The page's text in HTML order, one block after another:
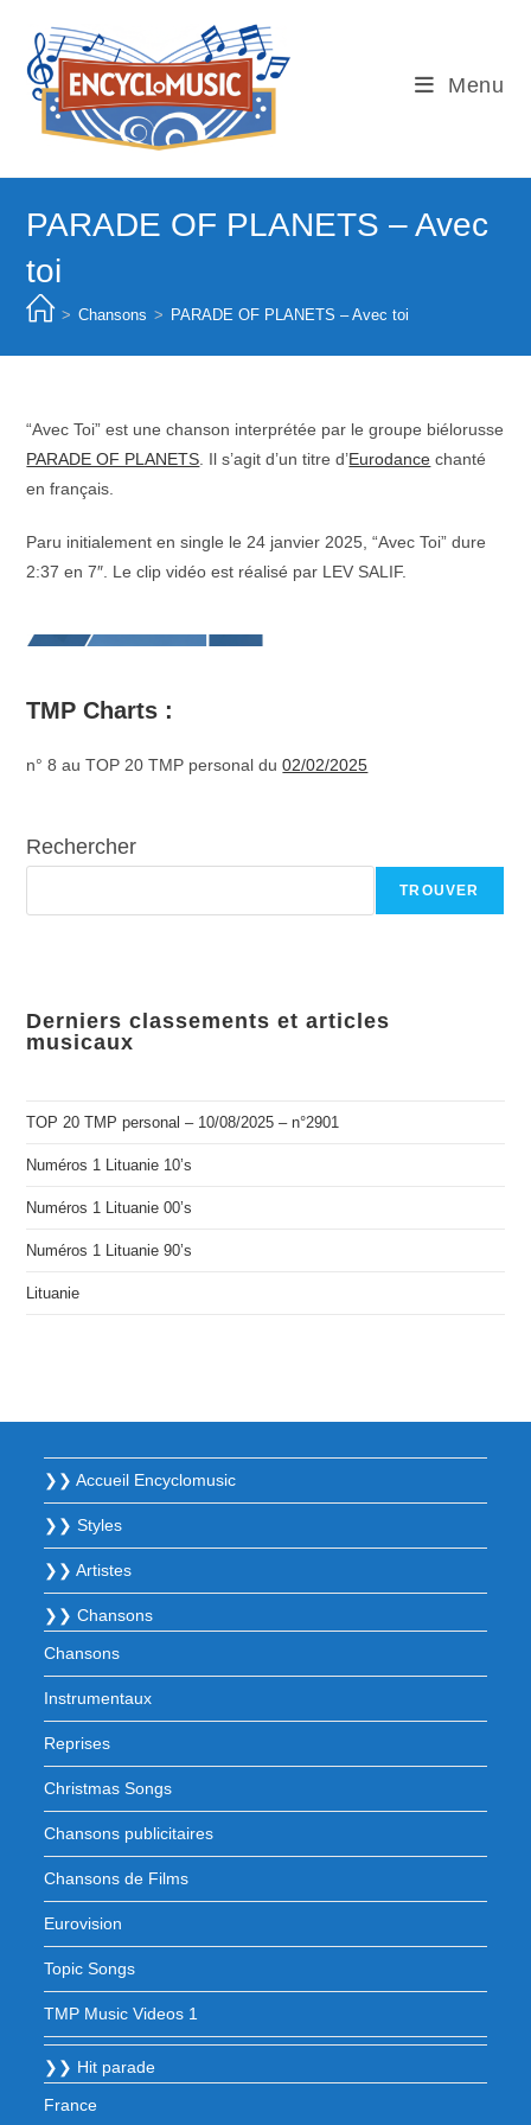
content
Menu
PARADE OF PLANETS – Avec
toi
> Chansons > PARADE OF PLANETS – Avec toi
“Avec Toi” est une chanson interprétée par le groupe biélorusse
PARADE OF PLANETS . Il s’agit d’un titre d’Eurodance chanté
en français.
Paru initialement en single le 24 janvier 2025, “Avec Toi” dure
2:37 en 7″. Le clip vidéo est réalisé par LEV SALIF.
TMP Charts :
n° 8 au TOP 20 TMP personal du02/02/2025
Rechercher
TROUVER
Derniers classements et articles
musicaux
TOP 20 TMP personal – 10/08/2025 – n°2901
Numéros 1 Lituanie 10’s
Numéros 1 Lituanie 00’s
Numéros 1 Lituanie 90’s
Lituanie
❯❯ Accueil Encyclomusic
❯❯ Styles
❯❯ Artistes
❯❯ Chansons
Chansons
Instrumentaux
Reprises
Christmas Songs
Chansons publicitaires
Chansons de Films
Eurovision
Topic Songs
TMP Music Videos 1
❯❯ Hit parade
France